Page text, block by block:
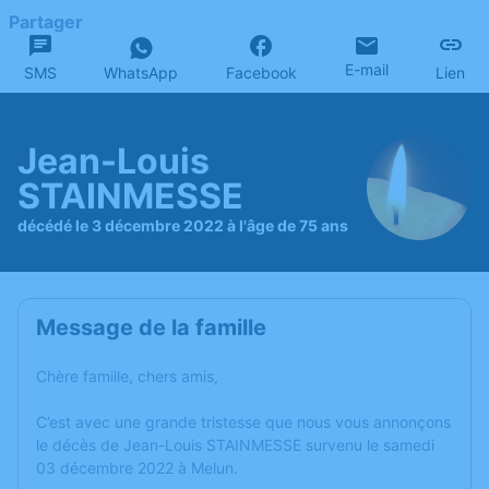
Partager
SMS WhatsApp Facebook E-mail Lien
Jean-Louis
STAINMESSE
décédé le 3 décembre 2022 à l'âge de 75 ans
Message de la famille
Chère famille, chers amis,
C’est avec une grande tristesse que nous vous annonçons
le décès de Jean-Louis STAINMESSE survenu le samedi
03 décembre 2022 à Melun.